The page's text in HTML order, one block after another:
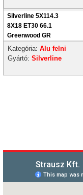
Silverline 5X114.3
8X18 ET30 66.1
Greenwood GR
Kategória: Alu felni
Gyártó: Silverline